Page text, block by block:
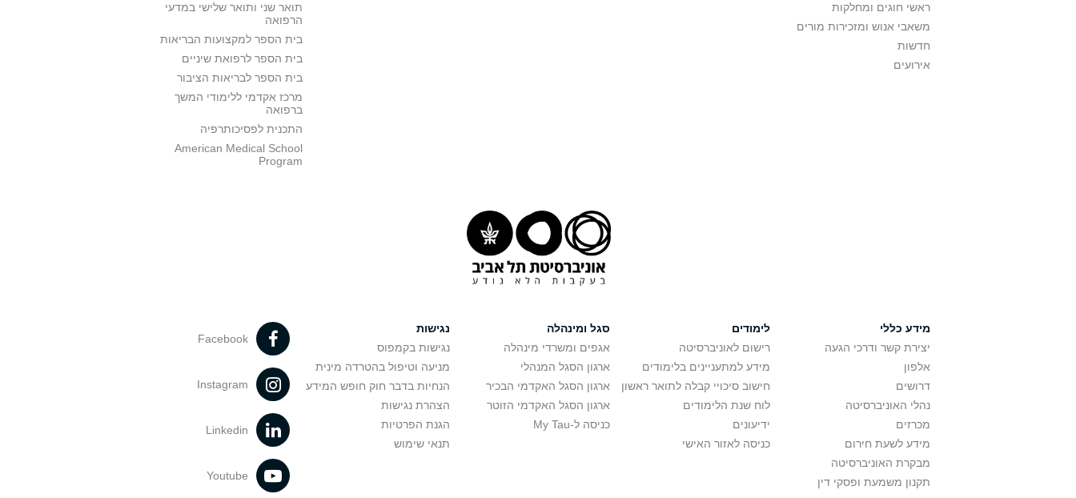
ראשי חוגים ומחלקות
משאבי אנוש ומזכירות מורים
חדשות
אירועים
תואר שני ותואר שלישי במדעי
הרפואה
בית הספר למקצועות הבריאות
בית הספר לרפואת שיניים
בית הספר לבריאות הציבור
מרכז אקדמי ללימודי המשך
ברפואה
התכנית לפסיכותרפיה
American Medical School
Program
מידע כללי
יצירת קשר ודרכי הגעה
אלפון
דרושים
נהלי האוניברסיטה
מכרזים
מידע לשעת חירום
מבקרת האוניברסיטה
תקנון משמעת ופסקי דין
לימודים
רישום לאוניברסיטה
מידע למתעניינים בלימודים
חישוב סיכויי קבלה לתואר ראשון
לוח שנת הלימודים
ידיעונים
כניסה לאזור האישי
סגל ומינהלה
אגפים ומשרדי מינהלה
ארגון הסגל המנהלי
ארגון הסגל האקדמי הבכיר
ארגון הסגל האקדמי הזוטר
כניסה ל-My Tau
נגישות
נגישות בקמפוס
מניעה וטיפול בהטרדה מינית
הנחיות בדבר חוק חופש המידע
הצהרת נגישות
הגנת הפרטיות
תנאי שימוש
Facebook
Instagram
Linkedin
Youtube